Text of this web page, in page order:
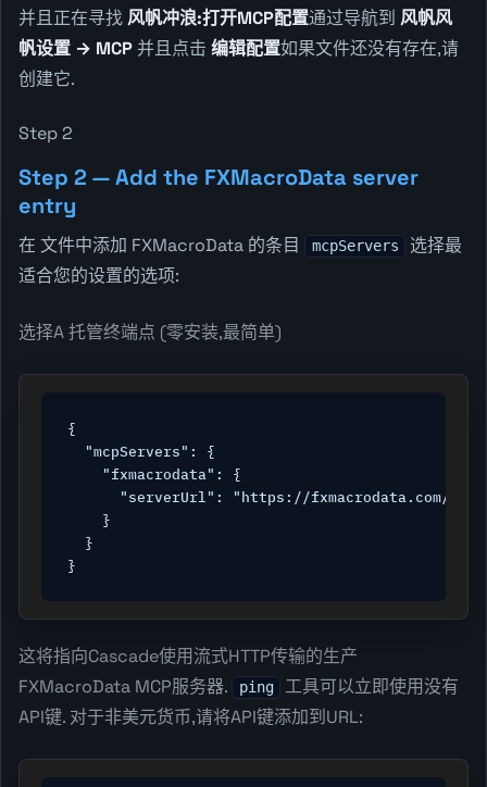
并且正在寻找风帆冲浪:打开MCP配置通过导航到 风帆风
帆设置 → MCP并且点击 编辑配置如果文件还没有存在,请
创建它.
Step 2
Step 2 — Add the FXMacroData server
entry
在 文件中添加 FXMacroData 的条目 mcpServers
选择最
适合您的设置的选项:
选择A 托管终端点 (零安装,最简单)
{
  "mcpServers": {
    "fxmacrodata": {
      "serverUrl": "https://fxmacrodata.com/mcp"
    }
  }
}
这将指向Cascade使用流式HTTP传输的生产
FXMacroData MCP服务器.
ping
工具可以立即使用没有
API键. 对于非美元货币,请将API键添加到URL: